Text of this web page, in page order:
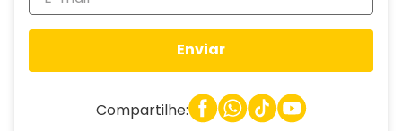
Enviar
Compartilhe: